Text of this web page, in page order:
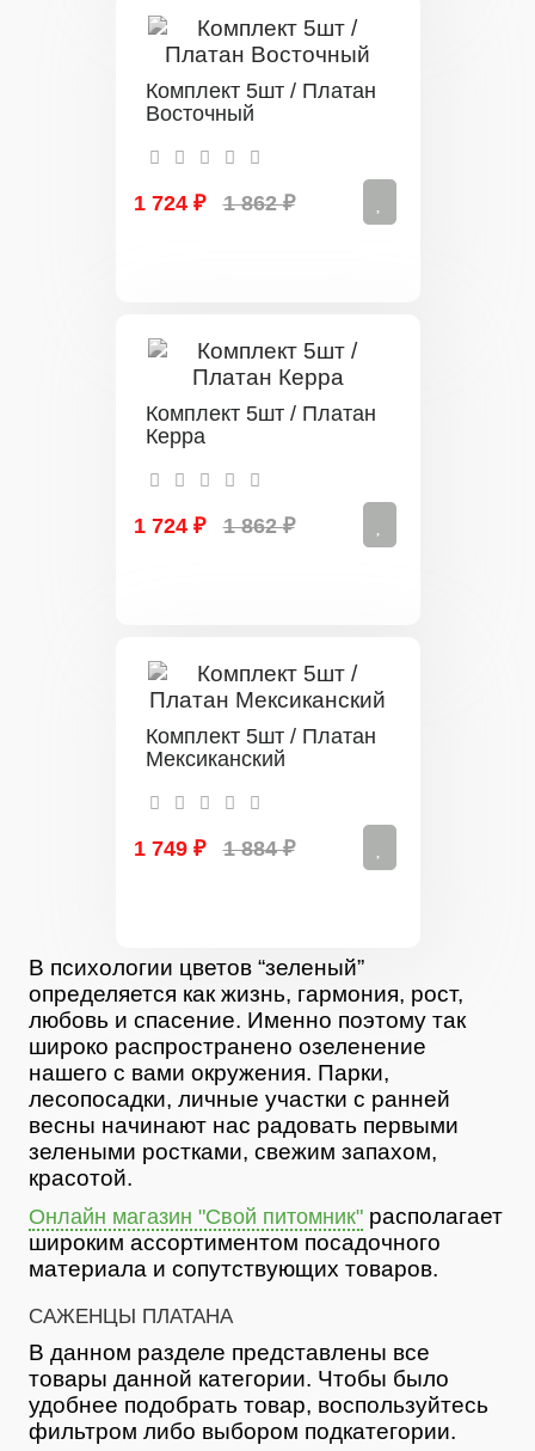
Комплект 5шт / Платан
Восточный
1 724 ₽ 1 862 ₽
Комплект 5шт / Платан
Керра
1 724 ₽ 1 862 ₽
Комплект 5шт / Платан
Мексиканский
1 749 ₽ 1 884 ₽
В психологии цветов “зеленый”
определяется как жизнь, гармония, рост,
любовь и спасение. Именно поэтому так
широко распространено озеленение
нашего с вами окружения. Парки,
лесопосадки, личные участки с ранней
весны начинают нас радовать первыми
зелеными ростками, свежим запахом,
красотой.
Онлайн магазин "Свой питомник" располагает
широким ассортиментом посадочного
материала и сопутствующих товаров.
САЖЕНЦЫ ПЛАТАНА
В данном разделе представлены все
товары данной категории. Чтобы было
удобнее подобрать товар, воспользуйтесь
фильтром либо выбором подкатегории.